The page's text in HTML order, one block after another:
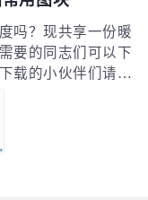
吗？现共享一份暖
要的同志们可以下
载的小伙伴们请勿
曾经来过！！！
，全部附件：回复